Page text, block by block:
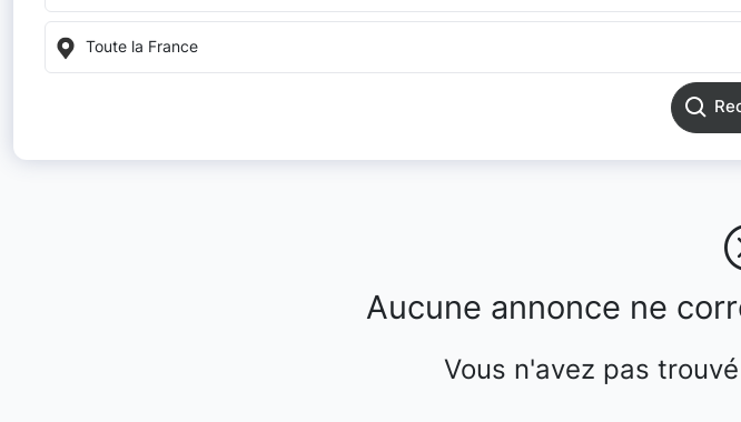
Toute la France
Aucune annonce ne
Vous n'avez pas